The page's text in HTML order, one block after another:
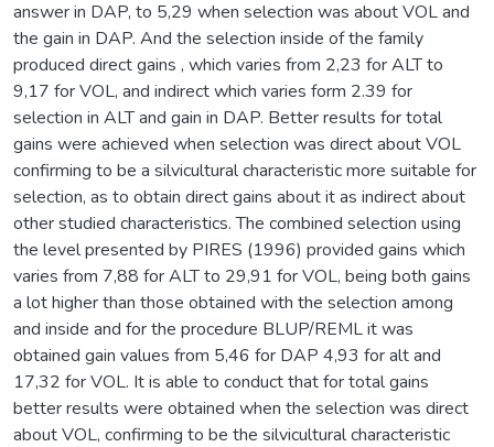
answer in DAP, to 5,29 when selection was about VOL and
the gain in DAP. And the selection inside of the family
produced direct gains , which varies from 2,23 for ALT to
9,17 for VOL, and indirect which varies form 2.39 for
selection in ALT and gain in DAP. Better results for total
gains were achieved when selection was direct about VOL
confirming to be a silvicultural characteristic more suitable for
selection, as to obtain direct gains about it as indirect about
other studied characteristics. The combined selection using
the level presented by PIRES (1996) provided gains which
varies from 7,88 for ALT to 29,91 for VOL, being both gains
a lot higher than those obtained with the selection among
and inside and for the procedure BLUP/REML it was
obtained gain values from 5,46 for DAP 4,93 for alt and
17,32 for VOL. It is able to conduct that for total gains
better results were obtained when the selection was direct
about VOL, confirming to be the silvicultural characteristic